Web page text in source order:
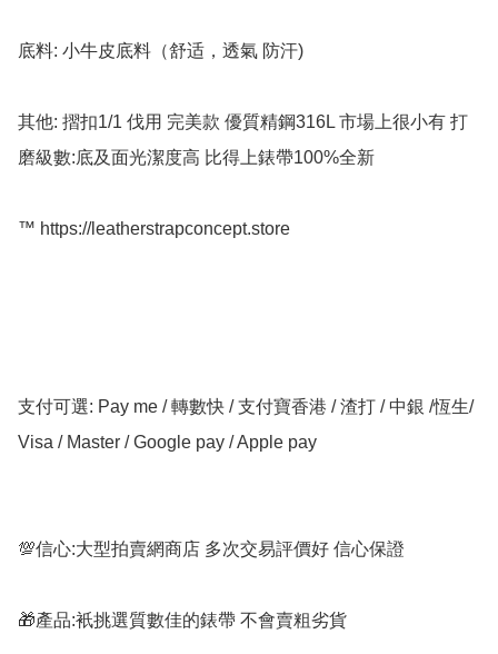
底料: 小牛皮底料（舒适，透氣 防汗)
其他: 摺扣1/1 伐用 完美款 優質精鋼316L 市場上很小有 打
磨級數:底及面光潔度高 比得上錶帶100%全新
™️ https://leatherstrapconcept.store
支付可選: Pay me / 轉數快 / 支付寶香港 / 渣打 / 中銀 /恆生/
Visa / Master / Google pay / Apple pay
💯信心:大型拍賣網商店 多次交易評價好 信心保證
🎁產品:衹挑選質數佳的錶帶 不會賣粗劣貨